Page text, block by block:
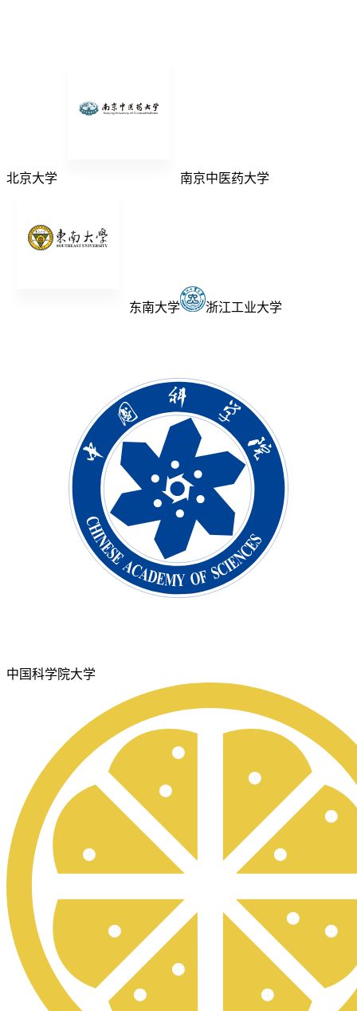
北京大学 南京中医药大学
东南大学 浙江工业大学
中国科学院大学